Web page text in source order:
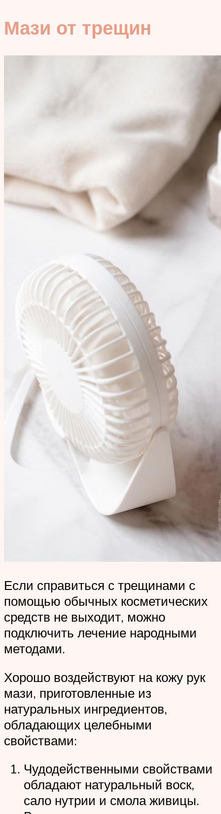
Мази от трещин
Если справиться с трещинами с
помощью обычных косметических
средств не выходит, можно
подключить лечение народными
методами.
Хорошо воздействуют на кожу рук
мази, приготовленные из
натуральных ингредиентов,
обладающих целебными
свойствами:
Чудодейственными свойствами
обладают натуральный воск,
сало нутрии и смола живицы.